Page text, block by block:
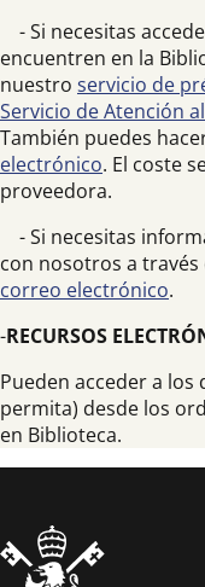
- Si necesitas
encuentren en la
nuestro servicio de
Servicio de Atención
También puedes
electrónico. El coste
proveedora.
- Si necesitas
con nosotros a
correo electrónico.
-RECURSOS
Pueden acceder a
permita) desde los
en Biblioteca.